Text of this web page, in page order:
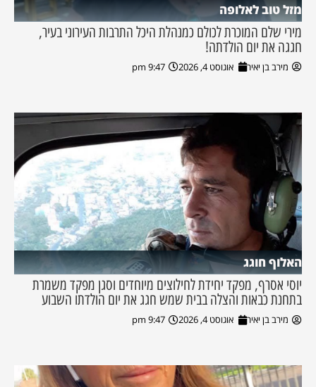
מזל טוב לאלופה
מירי שלם המוכרת לכולם כמנהלת היכל התרבות העירוני בעיר,
חגגה את יום הולדתה!
מירב בן יאיר אוגוסט 4, 2026 9:47 pm
האלוף חוגג
יוסי אסרף, מפקד יחידת לחילוצים מיוחדים וסגן מפקד משמרת
בתחנת כבאות והצלה בבית שמש חגג את יום הולדתו השבוע
מירב בן יאיר אוגוסט 4, 2026 9:47 pm